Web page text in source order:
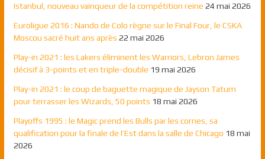
Istanbul, nouveau vainqueur de la compétition reine 24 mai 2026
Euroligue 2016 : Nando de Colo règne sur le Final Four, le CSKA
Moscou sacré huit ans après 22 mai 2026
Play-in 2021 : les Lakers éliminent les Warriors, Lebron James
décisif à 3-points et en triple-double 19 mai 2026
Play-in 2021 : le coup de baguette magique de Jayson Tatum
pour terrasser les Wizards, 50 points 18 mai 2026
Playoffs 1995 : le Magic prend les Bulls par les cornes, sa
qualification pour la finale de l’Est dans la salle de Chicago 18 mai
2026